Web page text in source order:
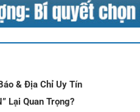
& Địa Chỉ Uy Tín
Lại Quan Trọng?